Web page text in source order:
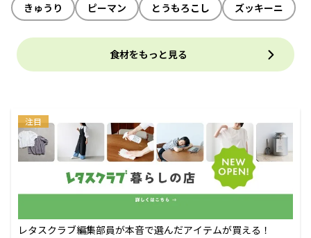
きゅうり
ピーマン とうもろこし ズッキーニ
食材をもっと見る
注目
レタスクラブ編集部員が本音で選んだアイテムが買える！